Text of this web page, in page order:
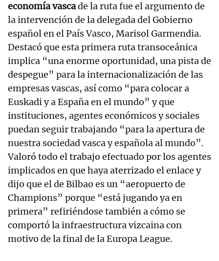
economía vascade la ruta fue el argumento de
la intervención de la delegada del Gobierno
español en el País Vasco, Marisol Garmendia.
Destacó que esta primera ruta transoceánica
implica “una enorme oportunidad, una pista de
despegue” para la internacionalización de las
empresas vascas, así como “para colocar a
Euskadi y a España en el mundo” y que
instituciones, agentes económicos y sociales
puedan seguir trabajando “para la apertura de
nuestra sociedad vasca y española al mundo”.
Valoró todo el trabajo efectuado por los agentes
implicados en que haya aterrizado el enlace y
dijo que el de Bilbao es un “aeropuerto de
Champions” porque “está jugando ya en
primera” refiriéndose también a cómo se
comportó la infraestructura vizcaina con
motivo de la final de la Europa League.